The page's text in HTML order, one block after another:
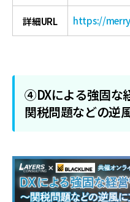
詳細URL https://
④DXによる強固な
関税問題などの逆